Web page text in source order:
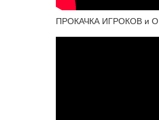
ПРОКАЧКА ИГРОКОВ и